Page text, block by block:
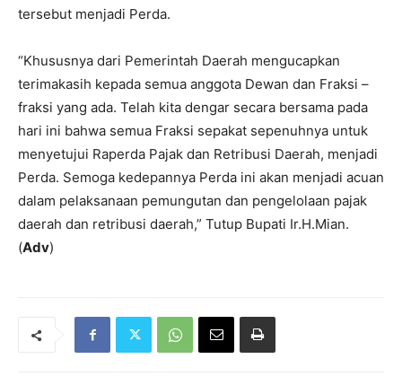
tersebut menjadi Perda.
“Khususnya dari Pemerintah Daerah mengucapkan
terimakasih kepada semua anggota Dewan dan Fraksi –
fraksi yang ada. Telah kita dengar secara bersama pada
hari ini bahwa semua Fraksi sepakat sepenuhnya untuk
menyetujui Raperda Pajak dan Retribusi Daerah, menjadi
Perda. Semoga kedepannya Perda ini akan menjadi acuan
dalam pelaksanaan pemungutan dan pengelolaan pajak
daerah dan retribusi daerah,” Tutup Bupati Ir.H.Mian.
(Adv)